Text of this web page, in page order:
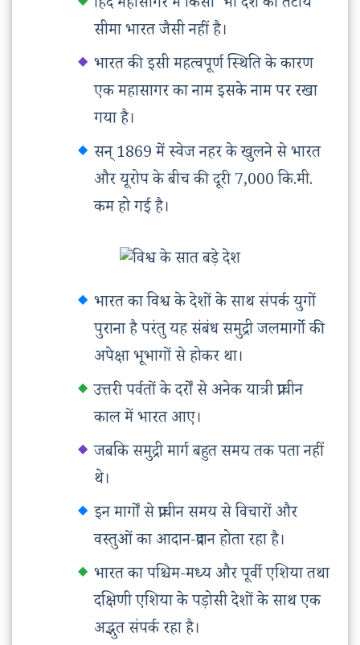
सीमा भारत जैसी नहीं है।
भारत की इसी महत्वपूर्ण स्थिति के कारण
एक महासागर का नाम इसके नाम पर रखा
गया है।
सन् 1869 में स्वेज नहर के खुलने से भारत
और यूरोप के बीच की दूरी 7,000 कि.मी.
कम हो गई है।
भारत का विश्व के देशों के साथ संपर्क युगों
पुराना है परंतु यह संबंध समुद्री जलमार्गो की
अपेक्षा भूभागों से होकर था।
उत्तरी पर्वतों के दर्रों से अनेक यात्री प्राचीन
काल में भारत आए।
जबकि समुद्री मार्ग बहुत समय तक पता नहीं
थे।
इन मार्गों से प्राचीन समय से विचारों और
वस्तुओं का आदान-प्रदान होता रहा है।
भारत का पश्चिम-मध्य और पूर्वी एशिया तथा
दक्षिणी एशिया के पड़ोसी देशों के साथ एक
अद्भुत संपर्क रहा है।